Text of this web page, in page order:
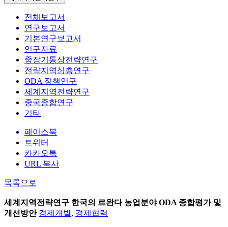
전체보고서
연구보고서
기본연구보고서
연구자료
중장기통상전략연구
전략지역심층연구
ODA 정책연구
세계지역전략연구
중국종합연구
기타
페이스북
트위터
카카오톡
URL 복사
목록으로
세계지역전략연구 한국의 르완다 농업분야 ODA 종합평가 및
개선방안 경제개발, 경제협력